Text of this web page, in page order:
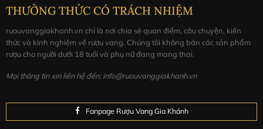
THƯỞNG THỨC CÓ TRÁCH NHIỆM
ruouvanggiakhanh.vn chỉ là nơi chia sẻ quan điểm, câu chuyện, kiến
thức và kinh nghiệm về rượu vang. Chúng tôi không bán các sản phẩm
rượu cho người dưới 18 tuổi và phụ nữ đang mang thai.
Mọi thông tin xin liên hệ đến: info@ruouvanggiakhanh.vn
Fanpage Rượu Vang Gia Khánh